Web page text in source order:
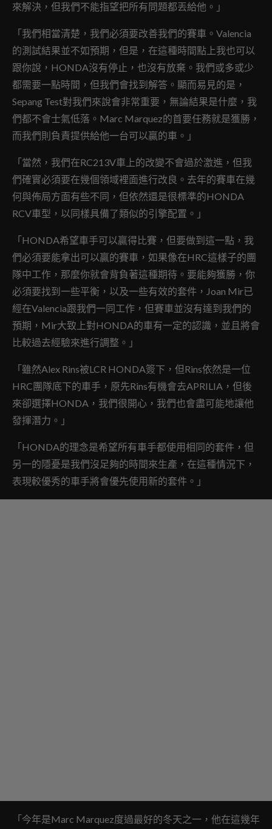
來解決，但我們不能指望把所有問題都丟給他。」
「我們相當清楚，我們必須要改善我們的賽車。Valencia
的測試結果並不如預期，但是，在這種時間點上我也可以
跟你說，HONDA沒有停止，也沒有放棄。我們或多或少
都需要一點時間，但我們會找到解答。顯而易見的是，
Sepang Test對我們來說會非常重要，無論結果是什麼，我
們都不會士氣低落。Marc Marquez的首要任務就是獲勝，
而我們則負責提供給他一台可以贏的車。」
「當然，我們在RC213V車上的改變不會過於激進，但我
們確實必須要在幾個領域裡面進行改良。去年的賽車在幾
何與佈局方面有些不同，但依然還是很標準的HONDA
RCV車型，以同樣具備了類似的引擎配置。」
「HONDA希望車手可以贏得比賽，但要做到這一點，我
們必須要能拿出可以贏的賽車，如果像在HRC這樣子的團
隊中工作，那麼你就會背負著這種期待。要能夠獲勝，你
必須要找到一些平衡，以及一些有效的套件，Joan Mir已
經在Valencia跟我們一同工作，但賽車並沒有達到我們的
預期，Mir大致上對HONDA的車有一定的認識，並且將會
比較過去經驗來進行調整。」
「雖然Alex Rins被LCR HONDA簽下，但Rins依然是一位
HRC團隊底下的車手，原先Rins有機會去APRILIA，但後
來卻選擇HONDA，我們很開心，我們也會盡可能地讓他
發揮潛力。」
「HONDA的理念是希望所有車手都使用相同的套件，但
另一的隱憂是我們沒足夠的時間來生產，在這種情況下，
表現較優秀的車手將會優先使用新的套件。」
「今年是Marc Marquez度過最好的冬天之一，他在這幾年